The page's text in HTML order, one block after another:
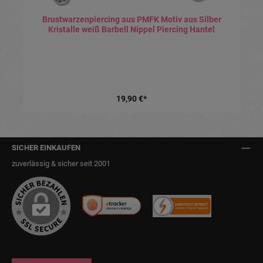
Brustwarzenpiercing aus PMFK Motiv aus Silber
Kristalle weiß Barbell Nippel Piercing Hantel
19,90 €*
SICHER EINKAUFEN
zuverlässig & sicher seit 2001